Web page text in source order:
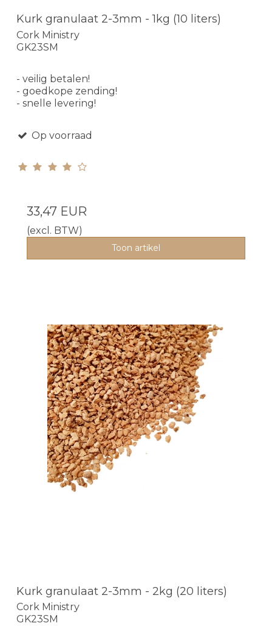
Kurk granulaat 2-3mm - 1kg (10 liters)
Cork Ministry
GK23SM
- veilig betalen!
- goedkope zending!
- snelle levering!
Op voorraad
33,47 EUR
(excl. BTW)
Toon artikel
Kurk granulaat 2-3mm - 2kg (20 liters)
Cork Ministry
GK23SM